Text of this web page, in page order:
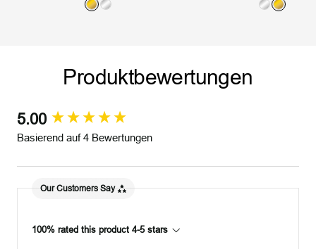
G S
e
S
G
Produktbewertungen
5.00
Basierend auf 4 Bewertungen
Our Customers Say
100% rated this product 4-5 stars
New content loaded